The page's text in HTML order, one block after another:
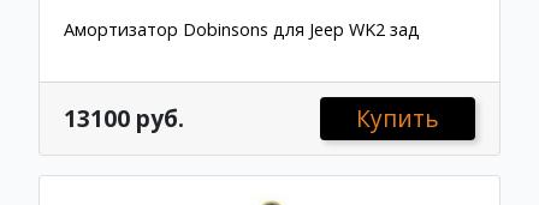
Амортизатор Dobinsons для Jeep WK2 зад
13100 руб. Купить